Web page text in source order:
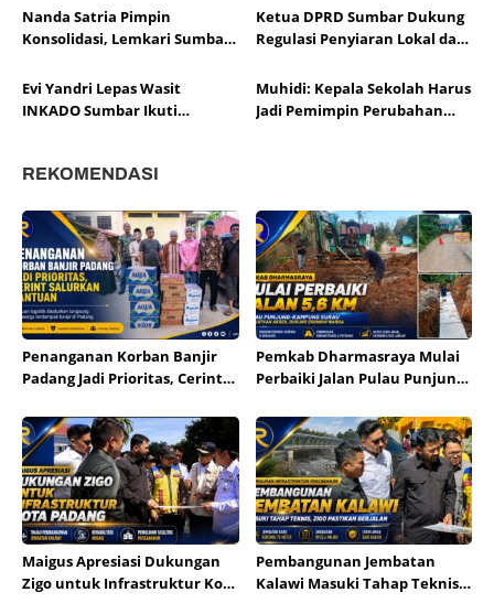
Berprestasi
Atlet Berprestasi
Nanda Satria Pimpin
Konsolidasi, Lemkari Sumbar
2026
Ketua DPRD Sumbar Dukung
Regulasi Penyiaran Lokal dan
Evi Yandri Lepas Wasit
INKADO Sumbar Ikuti
Muhidi: Kepala Sekolah Harus
Jadi Pemimpin Perubahan
REKOMENDASI
Penanganan Korban Banjir
Padang Jadi Prioritas, Cerint
Pemkab Dharmasraya Mulai
Perbaiki Jalan Pulau Punjung–
Maigus Apresiasi Dukungan
Zigo untuk Infrastruktur Kota
Pembangunan Jembatan
Kalawi Masuki Tahap Teknis,